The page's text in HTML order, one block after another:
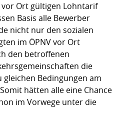
vor Ort gültigen Lohntarif
Basis alle Bewerber
nicht nur den sozialen
im ÖPNV vor Ort
den betroffenen
die
Bedingungen am
hätten alle eine Chance
im Vorwege unter die